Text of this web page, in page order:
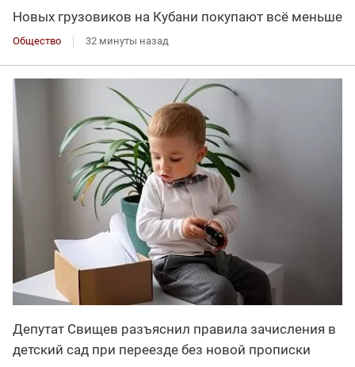
Новых грузовиков на Кубани покупают всё меньше
Общество 32 минуты назад
Депутат Свищев разъяснил правила зачисления в
детский сад при переезде без новой прописки